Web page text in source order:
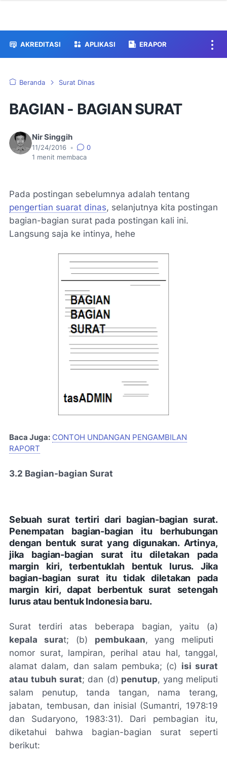
AKREDITASI APLIKASI ERAPOR
Beranda Surat Dinas
BAGIAN - BAGIAN SURAT
Nir Singgih
11/24/2016 •
0
1 menit membaca
Pada postingan sebelumnya adalah tentang
pengertian suarat dinas, selanjutnya kita postingan
bagian-bagian surat pada postingan kali ini.
Langsung saja ke intinya, hehe
Baca Juga: CONTOH UNDANGAN PENGAMBILAN
RAPORT
3.2 Bagian-bagian Surat
Sebuah surat tertiri dari bagian-bagian surat.
Penempatan bagian-bagian itu berhubungan
dengan bentuk surat yang digunakan. Artinya,
jika bagian-bagian surat itu diletakan pada
margin kiri, terbentuklah bentuk lurus. Jika
bagian-bagian surat itu tidak diletakan pada
margin kiri, dapat berbentuk surat setengah
lurus atau bentuk Indonesia baru.
Surat terdiri atas beberapa bagian, yaitu (a)
kepala surat; (b) pembukaan, yang meliputi
nomor surat, lampiran, perihal atau hal, tanggal,
alamat dalam, dan salam pembuka; (c) isi surat
atau tubuh surat; dan (d) penutup, yang meliputi
salam penutup, tanda tangan, nama terang,
jabatan, tembusan, dan inisial (Sumantri, 1978:19
dan Sudaryono, 1983:31). Dari pembagian itu,
diketahui bahwa bagian-bagian surat seperti
berikut: